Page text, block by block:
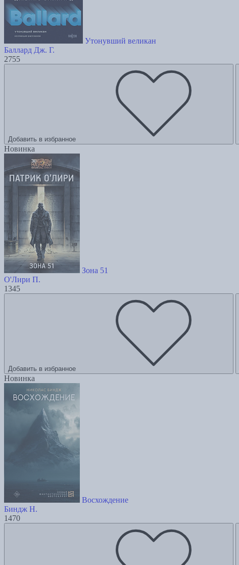
Утонувший великан
Баллард Дж. Г.
2755
Добавить в избранное
Новинка
Зона 51
О'Лири П.
1345
Добавить в избранное
Новинка
Восхождение
Биндж Н.
1470